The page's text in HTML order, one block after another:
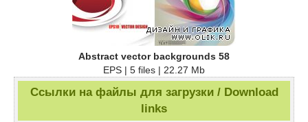
Abstract vector backgrounds 58
EPS | 5 files | 22.27 Mb
Ссылки на файлы для загрузки / Download
links